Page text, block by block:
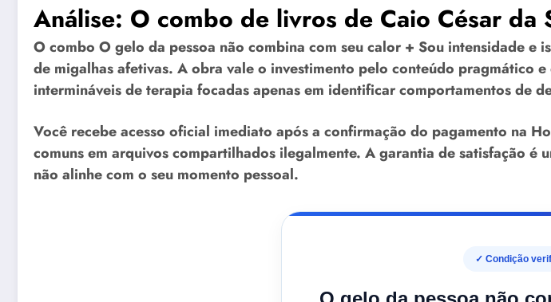
Análise: O combo de livros de Caio César
O combo O gelo da pessoa não combina com seu calor + Sou intensidade e
de migalhas afetivas. A obra vale o investimento pelo conteúdo pragmático
intermináveis de terapia focadas apenas em identificar comportamentos de
Você recebeacesso oficial imediato após a confirmação do pagamento na
comuns em arquivos compartilhados ilegalmente. Agarantia de satisfação é
não alinhe com o seu momento pessoal.
✓ Condição